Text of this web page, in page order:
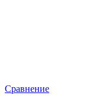
Сравнение